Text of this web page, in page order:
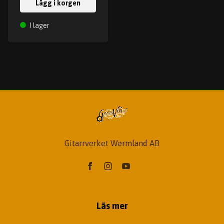
Lägg i korgen
I lager
Gitarrverket Wermland AB
Läs mer